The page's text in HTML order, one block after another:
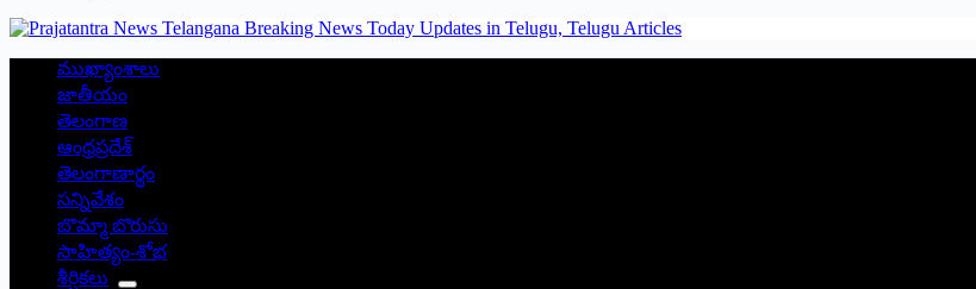
ముఖ్యాంశాలు
జాతీయం
తెలంగాణ
ఆంధ్రప్రదేశ్
తెలంగాణార్థం
సన్నివేశం
బొమ్మా బొరుసు
సాహిత్యం-శోభ
శీర్షికలు